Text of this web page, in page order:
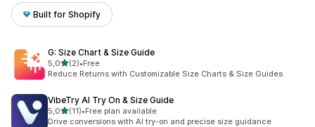
Built for Shopify
G: Size Chart & Size Guide
5,0/ 5 tähteä
(2)
2 arvostelua yhteensä
•Free
Reduce Returns with Customizable Size Charts & Size Guides
VibeTry AI Try On & Size Guide
5,0/ 5 tähteä
(11)
11 arvostelua yhteensä
•Free plan available
Drive conversions with AI try-on and precise size guidance